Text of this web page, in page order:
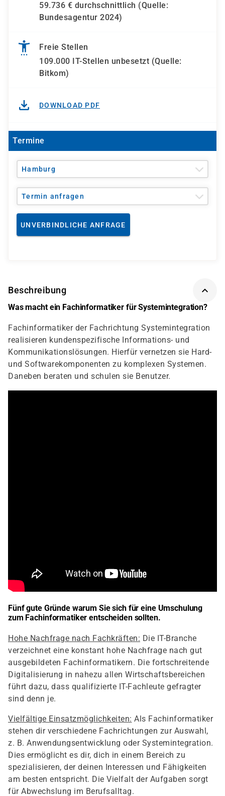
59.736 € durchschnittlich (Quelle:
Bundesagentur 2024)
Freie Stellen
109.000 IT-Stellen unbesetzt (Quelle:
Bitkom)
DOWNLOAD PDF
Termine
Hamburg
Termin anfragen
UNVERBINDLICHE ANFRAGE
Beschreibung
Was macht ein Fachinformatiker für Systemintegration?
Fachinformatiker der Fachrichtung Systemintegration
realisieren kundenspezifische Informations- und
Kommunikationslösungen. Hierfür vernetzen sie Hard-
und Softwarekomponenten zu komplexen Systemen.
Daneben beraten und schulen sie Benutzer.
Fünf gute Gründe warum Sie sich für eine Umschulung
zum Fachinformatiker entscheiden sollten.
Hohe Nachfrage nach Fachkräften: Die IT-Branche
verzeichnet eine konstant hohe Nachfrage nach gut
ausgebildeten Fachinformatikern. Die fortschreitende
Digitalisierung in nahezu allen Wirtschaftsbereichen
führt dazu, dass qualifizierte IT-Fachleute gefragter
sind denn je.
Vielfältige Einsatzmöglichkeiten: Als Fachinformatiker
stehen dir verschiedene Fachrichtungen zur Auswahl,
z. B. Anwendungsentwicklung oder Systemintegration.
Dies ermöglicht es dir, dich in einem Bereich zu
spezialisieren, der deinen Interessen und Fähigkeiten
am besten entspricht. Die Vielfalt der Aufgaben sorgt
für Abwechslung im Berufsalltag.